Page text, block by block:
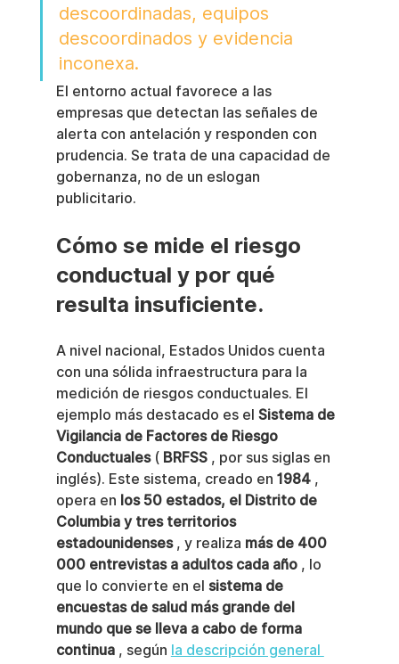
descoordinadas, equipos
descoordinados y evidencia
inconexa.
El entorno actual favorece a las
empresas que detectan las señales de
alerta con antelación y responden con
prudencia. Se trata de una capacidad de
gobernanza, no de un eslogan
publicitario.
Cómo se mide el riesgo
conductual y por qué
resulta insuficiente.
A nivel nacional, Estados Unidos cuenta
con una sólida infraestructura para la
medición de riesgos conductuales. El
ejemplo más destacado es el Sistema de
Vigilancia de Factores de Riesgo
Conductuales ( BRFSS , por sus siglas en
inglés). Este sistema, creado en 1984 ,
opera en los 50 estados, el Distrito de
Columbia y tres territorios
estadounidenses , y realiza más de 400
000 entrevistas a adultos cada año , lo
que lo convierte en el sistema de
encuestas de salud más grande del
mundo que se lleva a cabo de forma
continua , según la descripción general